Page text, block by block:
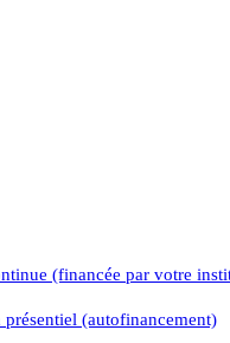
(financée par votre
(autofinancement)